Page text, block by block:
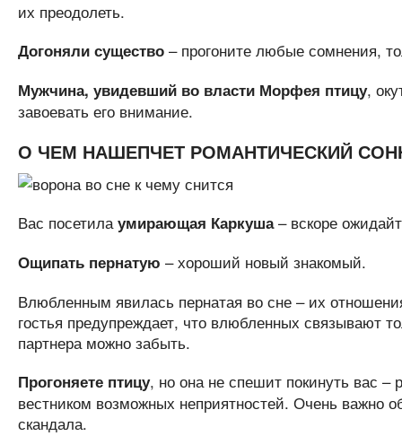
их преодолеть.
Догоняли существо– прогоните любые сомнения,
Мужчина, увидевший во власти Морфея птицу,
завоевать его внимание.
О ЧЕМ НАШЕПЧЕТ РОМАНТИЧЕСКИЙ
Вас посетилаумирающая Каркуша– вскоре
Ощипать пернатую – хороший новый знакомый.
Влюбленным явилась пернатая во сне – их
гостья предупреждает, что влюбленных связывают
партнера можно забыть.
Прогоняете птицу, но она не спешит покинуть вас
вестником возможных неприятностей. Очень важно
скандала.